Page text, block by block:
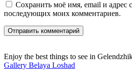
Сохранить моё имя, email и адрес
последующих моих комментариев.
Отправить комментарий
Enjoy the best things to see in
Gallery Belaya Loshad